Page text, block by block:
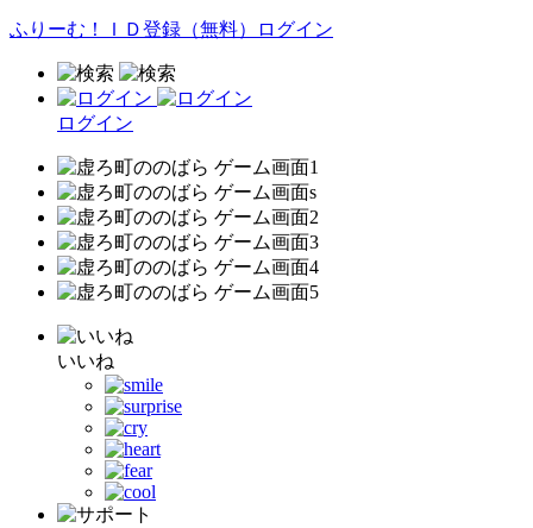
ふりーむ！ＩＤ登録（無料） ログイン
ログイン
いいね